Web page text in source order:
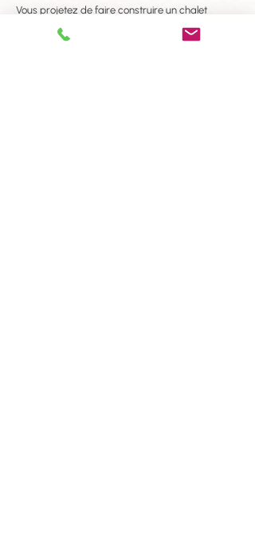
Vous projetez de faire construire un chalet
unique ou une résidence de haut standing en
région PACA ? Confiez vos ambitions à un